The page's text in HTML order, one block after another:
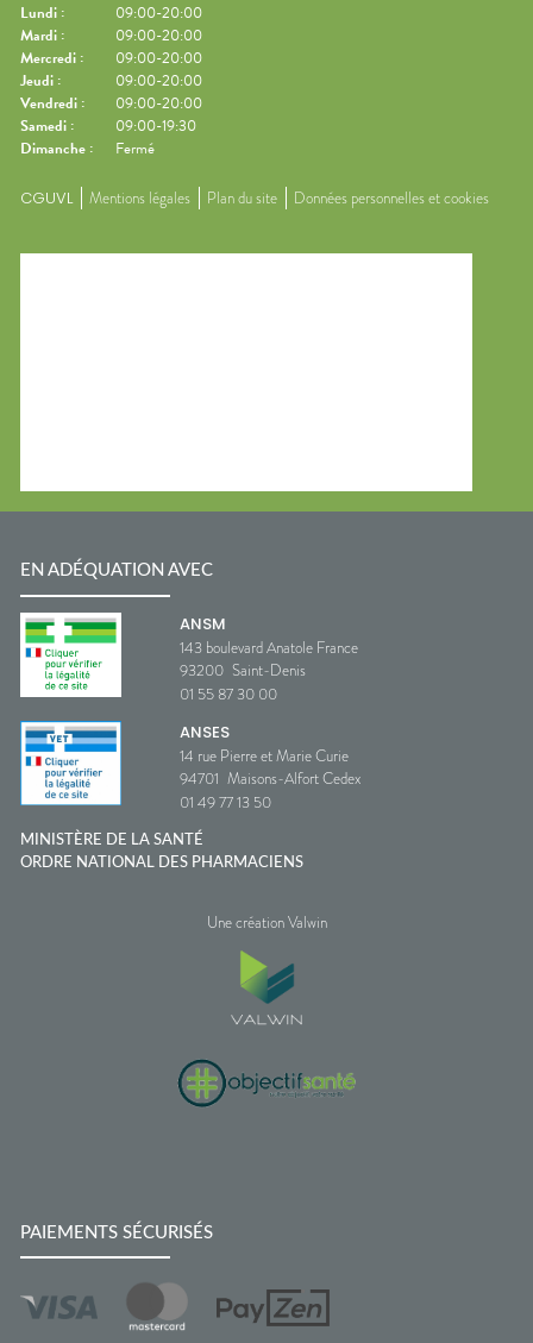
Lundi :
09:00-20:00
Mardi :
09:00-20:00
Mercredi :
09:00-20:00
Jeudi :
09:00-20:00
Vendredi :
09:00-20:00
Samedi :
09:00-19:30
Dimanche : Fermé
CGUVL Mentions légales Plan du site Données personnelles et cookies
EN ADÉQUATION AVEC
ANSM
143 boulevard Anatole France
93200 Saint-Denis
01 55 87 30 00
ANSES
14 rue Pierre et Marie Curie
94701 Maisons-Alfort Cedex
01 49 77 13 50
MINISTÈRE DE LA SANTÉ
ORDRE NATIONAL DES PHARMACIENS
Une création Valwin
PAIEMENTS SÉCURISÉS